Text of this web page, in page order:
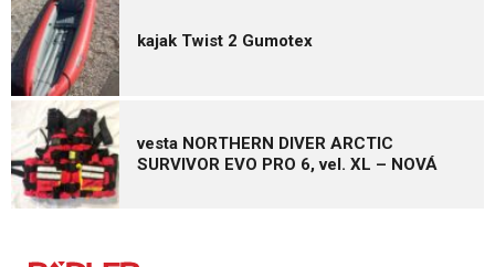
kajak Twist 2 Gumotex
vesta NORTHERN DIVER ARCTIC
SURVIVOR EVO PRO 6, vel. XL – NOVÁ